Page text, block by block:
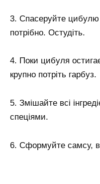
3. Спасеруйте
потрібно. Остудіть.
4. Поки цибуля
крупно потріть гарбуз.
5. Змішайте всі
спеціями.
6. Сформуйте самсу,